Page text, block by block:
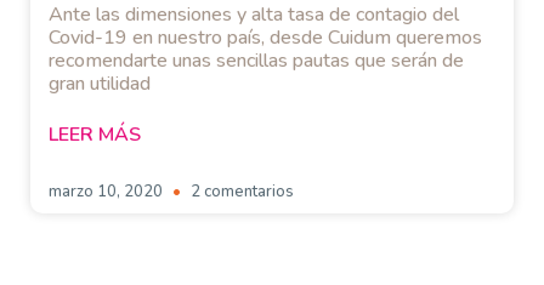
Ante las dimensiones y alta tasa de contagio del
Covid-19 en nuestro país, desde Cuidum queremos
recomendarte unas sencillas pautas que serán de
gran utilidad
LEER MÁS
marzo 10, 2020 2 comentarios